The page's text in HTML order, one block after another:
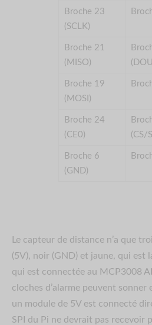
Broche 23
(SCLK)
Broche 21
(MISO)
Broche 19
(MOSI)
Broche 24
(CE0)
(CS/
Broche 6
(GND)
Le capteur de distance n’a que
(5V), noir (GND) et jaune, qui est
qui est connectée au MCP3008
cloches d’alarme peuvent
un module de 5V est connecté
SPI du Pi ne devrait pas recevoir